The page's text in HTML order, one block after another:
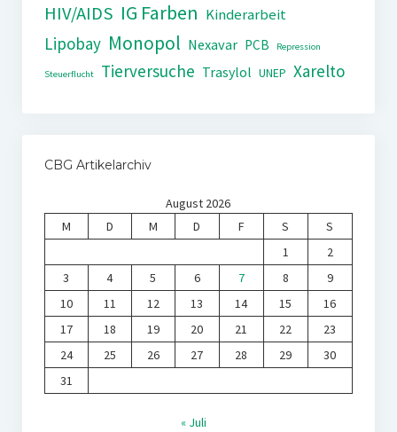
HIV/AIDS IG Farben Kinderarbeit
Lipobay Monopol Nexavar PCB Repression
Steuerflucht Tierversuche Trasylol UNEP Xarelto
CBG Artikelarchiv
August 2026
M
D M D F S
S
1
2
3
4 5 6 7 8
9
10
11 12 13 14 15
16
17
18 19 20 21 22
23
24
25 26 27 28 29
30
31
« Juli